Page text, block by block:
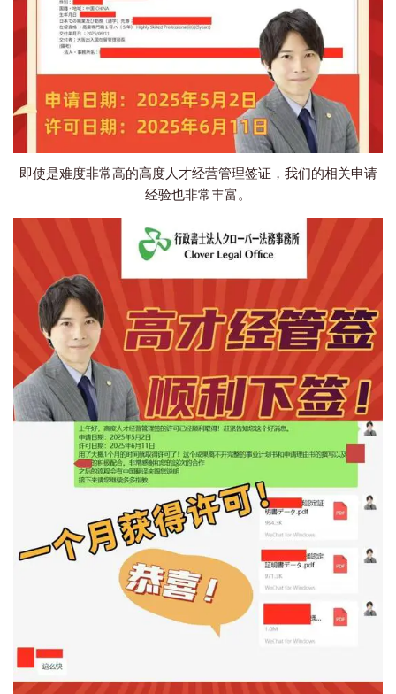
即使是难度非常高的高度人才经营管理签证，我们的相关申请
经验也非常丰富。